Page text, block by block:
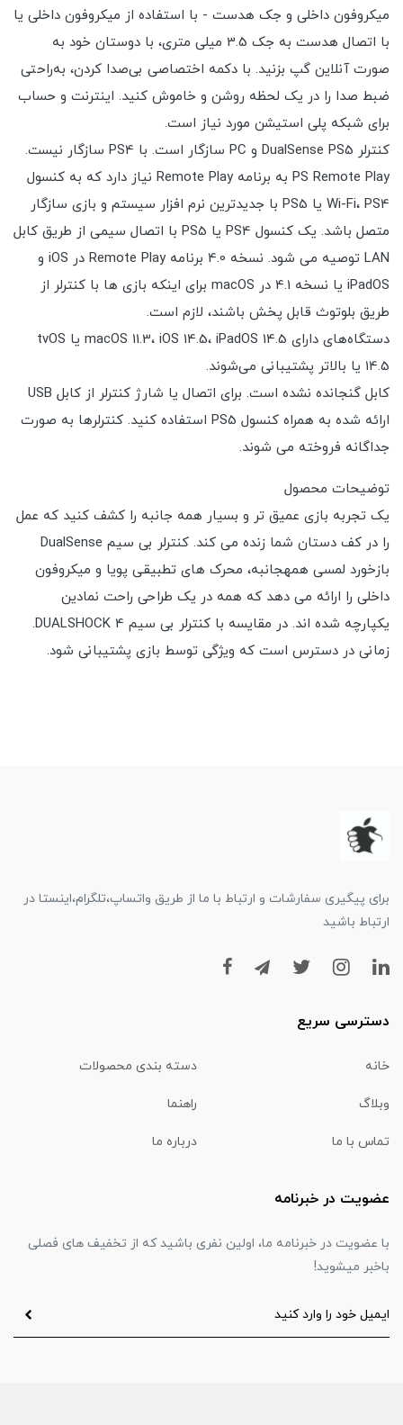
میکروفون داخلی و جک هدست - با استفاده از میکروفون داخلی یا
با اتصال هدست به جک 3.5 میلی متری، با دوستان خود به
صورت آنلاین گپ بزنید. با دکمه اختصاصی بی‌صدا کردن، به‌راحتی
ضبط صدا را در یک لحظه روشن و خاموش کنید. اینترنت و حساب
برای شبکه پلی استیشن مورد نیاز است.
کنترلر DualSense PS5 و PC سازگار است. با PS4 سازگار نیست.
PS Remote Play به برنامه Remote Play نیاز دارد که به کنسول
Wi-Fi، PS4 یا PS5 با جدیدترین نرم افزار سیستم و بازی سازگار
متصل باشد. یک کنسول PS4 یا PS5 با اتصال سیمی از طریق کابل
LAN توصیه می شود. نسخه 4.0 برنامه Remote Play در iOS و
iPadOS یا نسخه 4.1 در macOS برای اینکه بازی ها با کنترلر از
طریق بلوتوث قابل پخش باشند، لازم است.
دستگاه‌های دارای macOS 11.3، iOS 14.5، iPadOS 14.5 یا tvOS
14.5 یا بالاتر پشتیبانی می‌شوند.
کابل گنجانده نشده است. برای اتصال یا شارژ کنترلر از کابل USB
ارائه شده به همراه کنسول PS5 استفاده کنید. کنترلرها به صورت
جداگانه فروخته می شوند.
توضیحات محصول
یک تجربه بازی عمیق تر و بسیار همه جانبه را کشف کنید که عمل
را در کف دستان شما زنده می کند. کنترلر بی سیم DualSense
بازخورد لمسی همهجانبه، محرک های تطبیقی پویا و میکروفون
داخلی را ارائه می دهد که همه در یک طراحی راحت نمادین
یکپارچه شده اند. در مقایسه با کنترلر بی سیم DUALSHOCK 4.
زمانی در دسترس است که ویژگی توسط بازی پشتیبانی شود.
برای پیگیری سفارشات و ارتباط با ما از طریق واتساپ،تلگرام،اینستا در
ارتباط باشید
دسترسی سریع
خانه دسته بندی محصولات
وبلاگ راهنما
تماس با ما درباره ما
عضویت در خبرنامه
با عضویت در خبرنامه ما، اولین نفری باشید که از تخفیف های فصلی
باخبر میشوید!